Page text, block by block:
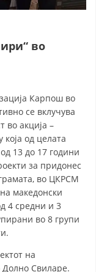
во
Карпош во
се вклучува
во акција –
од целата
13 до 17 години
за придонес
во ЦКРСМ
македонски
4 средни и 3
во 8 групи
на
Свиларе.